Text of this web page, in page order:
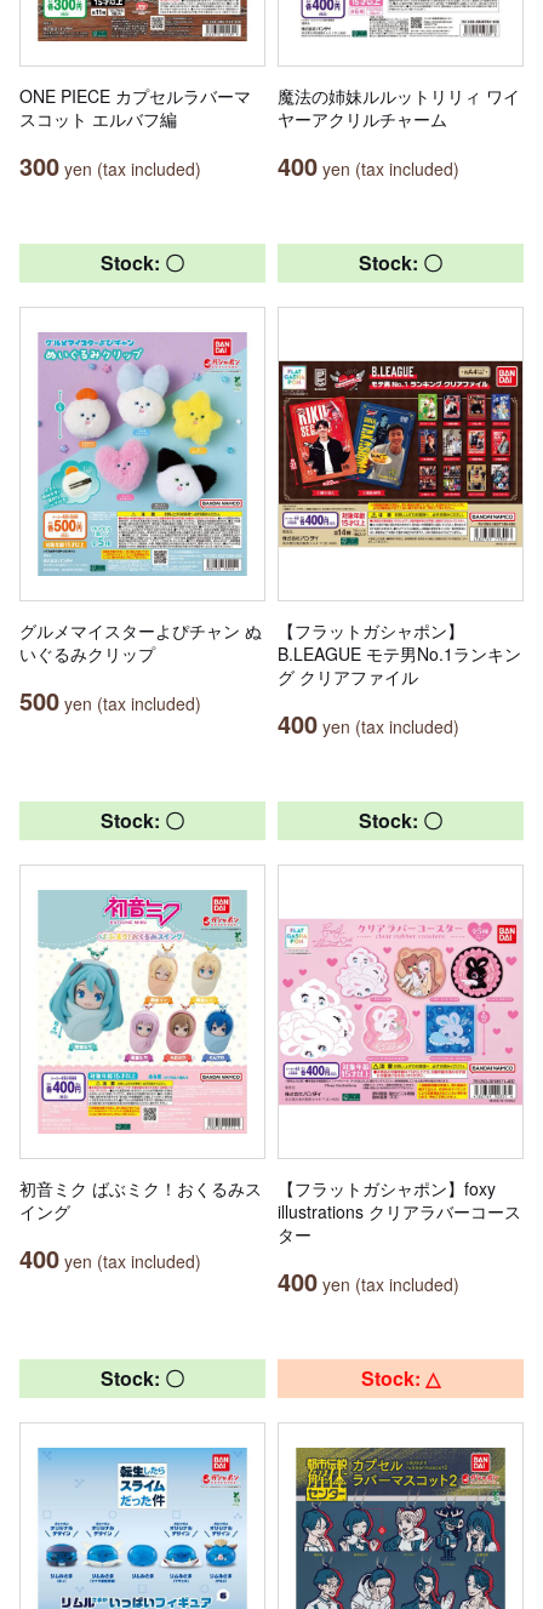
ONE PIECE カプセルラバーマ
スコット エルバフ編
300 yen (tax included)
魔法の姉妹ルルットリリィ ワイ
ヤーアクリルチャーム
400 yen (tax included)
Stock: 〇
グルメマイスターよぴチャン ぬ
いぐるみクリップ
500 yen (tax included)
Stock: 〇
【フラットガシャポン】
B.LEAGUE モテ男No.1ランキン
グ クリアファイル
400 yen (tax included)
Stock: 〇
初音ミク ばぶミク！おくるみス
イング
400 yen (tax included)
Stock: 〇
【フラットガシャポン】foxy
illustrations クリアラバーコース
ター
400 yen (tax included)
Stock: 〇 Stock: △